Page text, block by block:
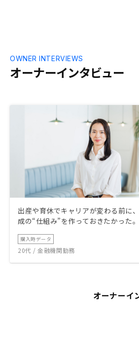
オーナーインタビュー
OWNER INTERVIEWS
出産や育休でキャリアが変わる前に
成の“仕組み”を作っておきたかった。
購入時データ
20代 / 金融機関勤務
オーナーイ